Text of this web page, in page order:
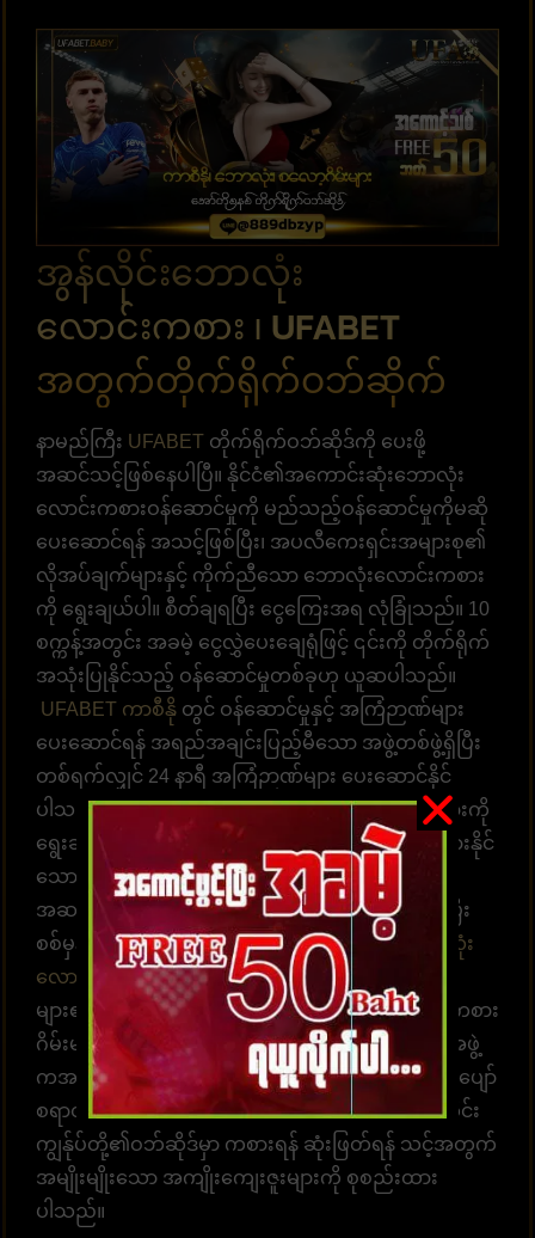
အွန်လိုင်းဘောလုံး
လောင်းကစား ၊ UFABET
အတွက်တိုက်ရိုက်ဝဘ်ဆိုက်
နာမည်ကြီး UFABET တိုက်ရိုက်ဝဘ်ဆိုဒ်ကို ပေးဖို့
အဆင်သင့်ဖြစ်နေပါပြီ။ နိုင်ငံ၏အကောင်းဆုံးဘောလုံး
လောင်းကစားဝန်ဆောင်မှုကို မည်သည့်ဝန်ဆောင်မှုကိုမဆို
ပေးဆောင်ရန် အသင့်ဖြစ်ပြီး၊ အပလီကေးရှင်းအများစု၏
လိုအပ်ချက်များနှင့် ကိုက်ညီသော ဘောလုံးလောင်းကစား
ကို ရွေးချယ်ပါ။ စီတ်ချရပြီး ငွေကြေးအရ လုံခြုံသည်။ 10
စက္ကန့်အတွင်း အခမဲ့ ငွေလွှဲပေးချေရုံဖြင့် ၎င်းကို တိုက်ရိုက်
အသုံးပြုနိုင်သည့် ဝန်ဆောင်မှုတစ်ခုဟု ယူဆပါသည်။
UFABET ကာစီနို တွင် ဝန်ဆောင်မှုနှင့် အကြံဉာဏ်များ
ပေးဆောင်ရန် အရည်အချင်းပြည့်မီသော အဖွဲ့တစ်ဖွဲ့ရှိပြီး
တစ်ရက်လျှင် 24 နာရီ အကြံဉာဏ်များ ပေးဆောင်နိုင်
ပါသည်။ အကောင့်ထဲဝင်လာပြီး လောင်းကစားဂိမ်းများကို
ရွေးချယ်ကစားပါ။ အချိန်နှင့်တစ်ပြေးညီ လောင်းကစားနိုင်
သော စနစ်ဖြစ်ပါတယ်။ အလောင်းအစားရွေးချယ်ရန်
အဆင်သင့်ဖြစ်နေပါပြီ။ ထိထိရောက်ရောက် မြန်ဆန်ပြီး
စစ်မှန်သော ပေးချေမှုများ၊ နံပါတ် 1 တိုက်ရိုက်
ဘောလုံး
လောင်းကစားဝက်ဘ်ဆိုက်UFABET သည် လူအ
များ၏နှလုံးသားကို အနိုင်ယူသည်။ အွန်လိုင်းလောင်းကစား
ဂိမ်းများကို အချိန်မရွေးကစားရန် ဝန်ဆောင်မှုပေးတဲ့အဖွဲ့
ကအမြဲ စောင့်ဆိုင်းနေပါတယ်။ အွန်လောင်းကစားဂိမ်းပျော်
စရာတွင်ပါဝင်ဆင်နွဲပါ။ကျွန်ုပ်တို့သည် အောက်ပါအတိုင်း
ကျွန်ုပ်တို့၏ဝဘ်ဆိုဒ်မှာ ကစားရန် ဆုံးဖြတ်ရန် သင့်အတွက်
အမျိုးမျိုးသော အကျိုးကျေးဇူးများကို စုစည်းထား
ပါသည်။